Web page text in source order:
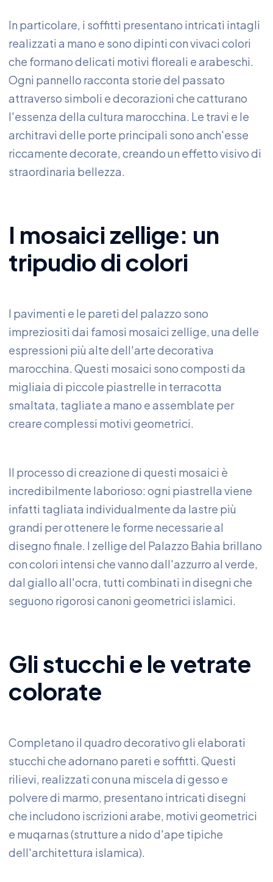
In particolare, i soffitti presentano intricati intagli
realizzati a mano e sono dipinti con vivaci colori
che formano delicati motivi floreali e arabeschi.
Ogni pannello racconta storie del passato
attraverso simboli e decorazioni che catturano
l'essenza della cultura marocchina. Le travi e le
architravi delle porte principali sono anch'esse
riccamente decorate, creando un effetto visivo di
straordinaria bellezza.
I mosaici zellige: un
tripudio di colori
I pavimenti e le pareti del palazzo sono
impreziositi dai famosi mosaici zellige, una delle
espressioni più alte dell'arte decorativa
marocchina. Questi mosaici sono composti da
migliaia di piccole piastrelle in terracotta
smaltata, tagliate a mano e assemblate per
creare complessi motivi geometrici.
Il processo di creazione di questi mosaici è
incredibilmente laborioso: ogni piastrella viene
infatti tagliata individualmente da lastre più
grandi per ottenere le forme necessarie al
disegno finale. I zellige del Palazzo Bahia brillano
con colori intensi che vanno dall'azzurro al verde,
dal giallo all'ocra, tutti combinati in disegni che
seguono rigorosi canoni geometrici islamici.
Gli stucchi e le vetrate
colorate
Completano il quadro decorativo gli elaborati
stucchi che adornano pareti e soffitti. Questi
rilievi, realizzati con una miscela di gesso e
polvere di marmo, presentano intricati disegni
che includono iscrizioni arabe, motivi geometrici
e muqarnas (strutture a nido d'ape tipiche
dell'architettura islamica).